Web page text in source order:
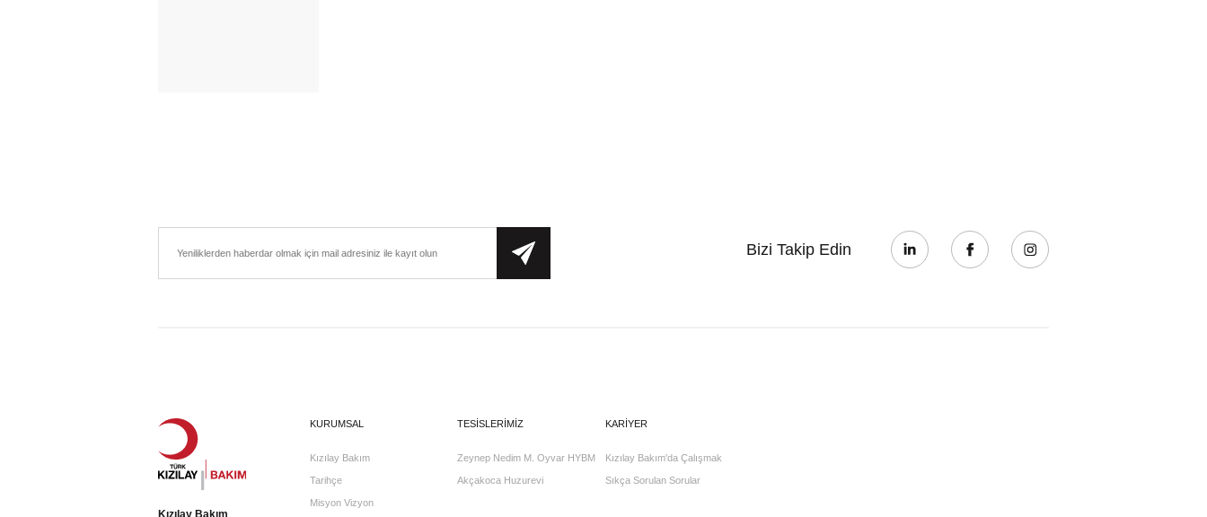
Bizi Takip Edin
Kızılay Bakım
KURUMSAL
Kızılay Bakım
Tarihçe
Misyon Vizyon
TESİSLERİMİZ
Zeynep Nedim M. Oyvar HYBM
Akçakoca Huzurevi
KARİYER
Kızılay Bakım'da Çalışmak
Sıkça Sorulan Sorular